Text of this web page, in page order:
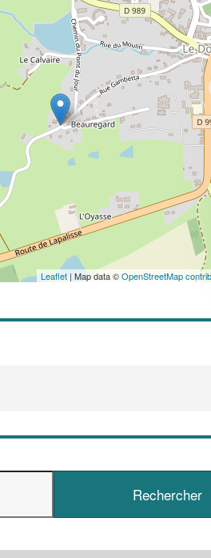
Leaflet | Map data ©OpenStreetMap
✕
Vous
Augmentez
vosmarges
nouveaux
En